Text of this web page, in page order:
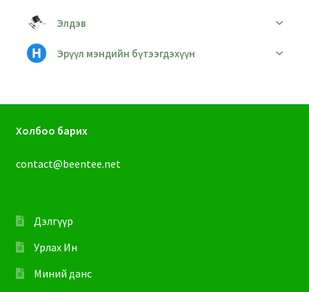
Элдэв
Эрүүл мэндийн бүтээгдэхүүн
Холбоо барих
contact@beentee.net
Дэлгүүр
Урлах Ин
Миний данс